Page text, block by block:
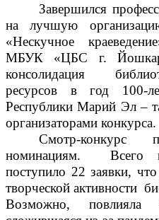
Завершился
на лучшую
«Нескучное
МБУК «ЦБС г.
консолидация
ресурсов в год 100-
Республики Марий Эл –
организаторами конкурса.
Смотр-конкурс
номинациям. Всего
поступило 22 заявки,
творческой активности
Возможно, повлияла